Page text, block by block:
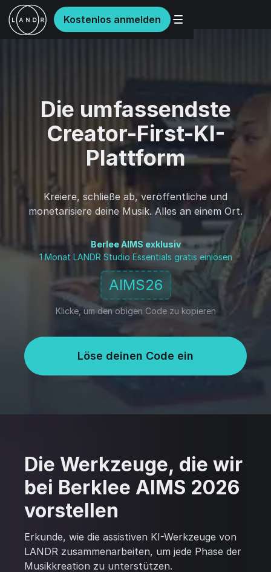
Kostenlos anmelden
Die umfassendste
Creator-First-KI-
Plattform
Kreiere, schließe ab, veröffentliche und
monetarisiere deine Musik. Alles an einem Ort.
Berlee AIMS exklusiv
1 Monat LANDR Studio Essentials gratis einlösen
AIMS26
Klicke, um den obigen Code zu kopieren
Löse deinen Code ein
Die Werkzeuge, die wir
bei Berklee AIMS 2026
vorstellen
Erkunde, wie die assistiven KI-Werkzeuge von
LANDR zusammenarbeiten, um jede Phase der
Musikkreation zu unterstützen.